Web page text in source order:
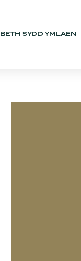
BETH SYDD YMLAEN